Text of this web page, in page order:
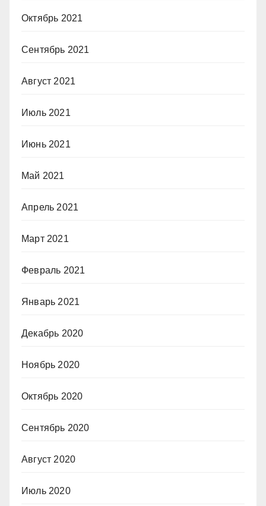
Октябрь 2021
Сентябрь 2021
Август 2021
Июль 2021
Июнь 2021
Май 2021
Апрель 2021
Март 2021
Февраль 2021
Январь 2021
Декабрь 2020
Ноябрь 2020
Октябрь 2020
Сентябрь 2020
Август 2020
Июль 2020